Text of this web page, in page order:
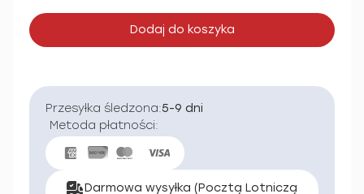
Dodaj do koszyka
Przesyłka śledzona:5-9 dni
Metoda płatności:
Darmowa wysyłka (Pocztą Lotniczą